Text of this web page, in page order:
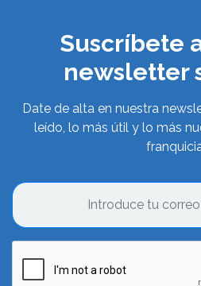
Suscríbete
newsletter
Date de alta en nuestra
leído, lo más útil y lo más